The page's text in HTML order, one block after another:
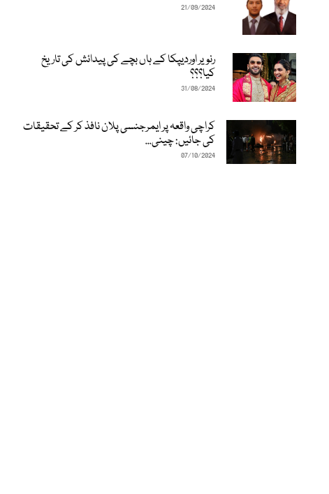
21/09/2024
رنویر اوردیپکا کے ہاں بچے کی پیدائش کی تاریخ
کیا؟؟؟
31/08/2024
کراچی واقعہ پر ایمرجنسی پلان نافذ کر کے تحقیقات
کی جائیں: چینی...
07/10/2024